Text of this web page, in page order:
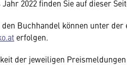
2022 finden Sie auf dieser
Buchhandel können unter der
erfolgen.
der jeweiligen